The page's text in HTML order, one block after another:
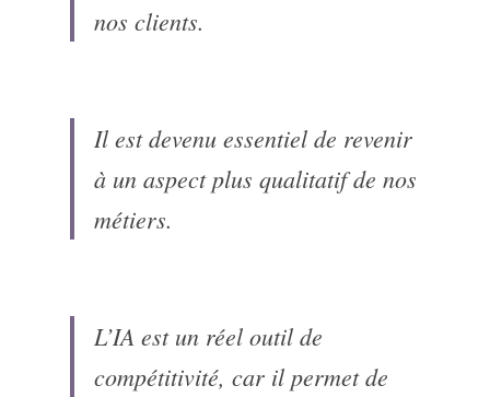
nos clients.
Il est devenu essentiel de revenir
à un aspect plus qualitatif de nos
métiers.
L’IA est un réel outil de
compétitivité, car il permet de